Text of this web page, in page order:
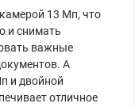
13 Мп, что
и снимать
важные
А
и двойной
отличное